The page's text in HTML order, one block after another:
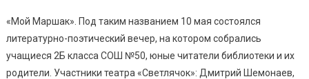
«Мой Маршак». Под таким названием 10 мая состоялся
литературно-поэтический вечер, на котором собрались
учащиеся 2Б класса СОШ №50, юные читатели библиотеки и их
родители. Участники театра «Светлячок»: Дмитрий Шемонаев,